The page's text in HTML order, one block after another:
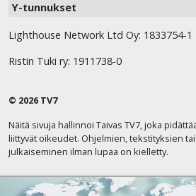
Y-tunnukset
Lighthouse Network Ltd Oy: 1833754-1
Ristin Tuki ry: 1911738-0
© 2026 TV7
Näitä sivuja hallinnoi Taivas TV7, joka
liittyvät oikeudet. Ohjelmien, tekstityksien
julkaiseminen ilman lupaa on kielletty.